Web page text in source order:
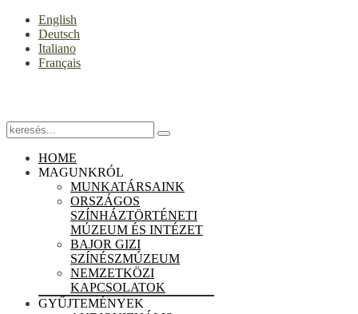
English
Deutsch
Italiano
Français
HOME
MAGUNKRÓL
MUNKATÁRSAINK
ORSZÁGOS
SZÍNHÁZTÖRTÉNETI
MÚZEUM ÉS INTÉZET
BAJOR GIZI
SZÍNÉSZMÚZEUM
NEMZETKÖZI
KAPCSOLATOK
GYŰJTEMÉNYEK